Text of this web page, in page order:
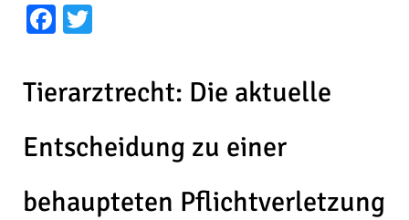
Facebook
Tierarztrecht: Die aktuelle
Entscheidung zu einer
behaupteten Pflichtverletzung